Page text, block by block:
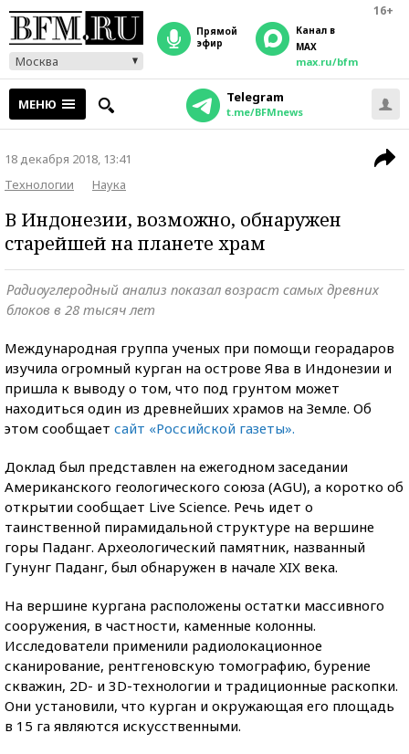
16+
Москва
прямой
эфир
Канал в
MAX
max.ru/bfm
МЕНЮ Telegram
t.me/BFMnews
18 декабря 2018, 13:41
Технологии
Наука
В Индонезии, возможно, обнаружен
старейшей на планете храм
Радиоуглеродный анализ показал возраст самых древних
блоков в 28 тысяч лет
Международная группа ученых при помощи георадаров
изучила огромный курган на острове Ява в Индонезии и
пришла к выводу о том, что под грунтом может
находиться один из древнейших храмов на Земле. Об
этом сообщает сайт «Российской газеты».
Доклад был представлен на ежегодном заседании
Американского геологического союза (AGU), а коротко об
открытии сообщает Live Science. Речь идет о
таинственной пирамидальной структуре на вершине
горы Паданг. Археологический памятник, названный
Гунунг Паданг, был обнаружен в начале XIX века.
На вершине кургана расположены остатки массивного
сооружения, в частности, каменные колонны.
Исследователи применили радиолокационное
сканирование, рентгеновскую томографию, бурение
скважин, 2D- и 3D-технологии и традиционные раскопки.
Они установили, что курган и окружающая его площадь
в 15 га являются искусственными.